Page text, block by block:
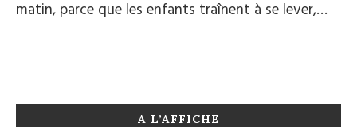
matin, parce que les enfants traînent à se lever,…
A L’AFFICHE